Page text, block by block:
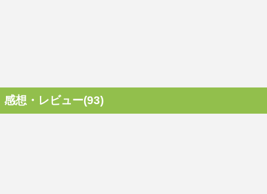
感想・レビュー(93)